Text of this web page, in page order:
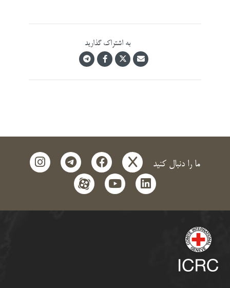
به اشتراک گذارید
ما را دنبال کنید x
facebook
telegram
instagram
linkedin
youtube
aparat